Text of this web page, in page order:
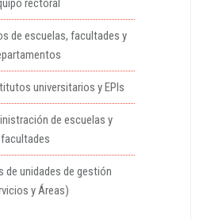
rectoral
de escuelas, facultades y
universitarios y EPIs
de escuelas y
facultades
de unidades de gestión
y Áreas)